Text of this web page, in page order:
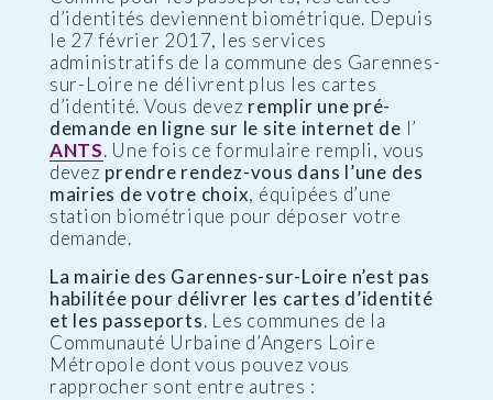
d’identités deviennent biométrique. Depuis
le 27 février 2017, les services
administratifs de la commune des Garennes-
sur-Loire ne délivrent plus les cartes
d’identité. Vous devez remplir une pré-
demande en ligne sur le site internet de l’
ANTS. Une fois ce formulaire rempli, vous
devez prendre rendez-vous dans l’une des
mairies de votre choix, équipées d’une
station biométrique pour déposer votre
demande.
La mairie des Garennes-sur-Loire n’est pas
habilitée pour délivrer les cartes d’identité
et les passeports. Les communes de la
Communauté Urbaine d’Angers Loire
Métropole dont vous pouvez vous
rapprocher sont entre autres :